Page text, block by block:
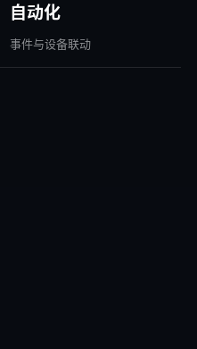
自动化
事件与设备联动